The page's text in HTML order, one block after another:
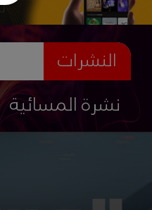
النشرات
نشرة المسائية